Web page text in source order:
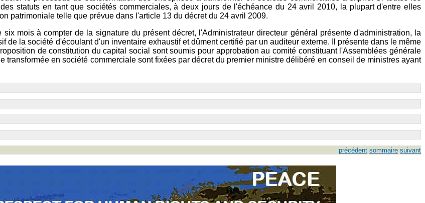
statuts en tant que sociétés commerciales, à deux jours de l'échéance du 24 avril 2010, la plupart d'entre elles
patrimoniale telle que prévue dans l'article 13 du décret du 24 avril 2009.
mois à compter de la signature du présent décret, l'Administrateur directeur général présente d'administration, la
de la société d'écoulant d'un inventaire exhaustif et dûment certifié par un auditeur externe. Il présente dans le même
de constitution du capital social sont soumis pour approbation au comité constituant l'Assemblées générale
en société commerciale sont fixées par décret du premier ministre délibéré en conseil de ministres ayant
précédent sommaire suivant